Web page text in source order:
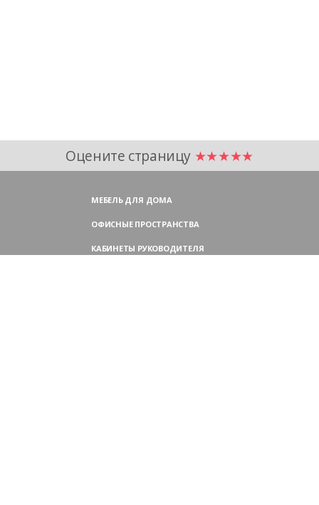
Оцените страницу ★★★★★
МЕБЕЛЬ ДЛЯ ДОМА
ОФИСНЫЕ ПРОСТРАНСТВА
КАБИНЕТЫ РУКОВОДИТЕЛЯ